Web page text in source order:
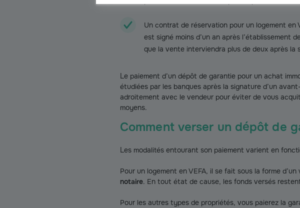
Un contrat de réservation pour un logement en
est signé moins d’un an après l’établissement
que la vente interviendra plus de deux après
Le paiement d’un dépôt de garantie pour un achat
étudiées par les banques après la signature d’un
adroitement avec le vendeur pour éviter de vous
moyens.
Comment verser un dépôt de
Les modalités entourant son paiement varient en
Pour un logement en VEFA, il se fait sous la forme
notaire. En tout état de cause, les fonds versés
Pour les autres types de propriétés, vous paierez la